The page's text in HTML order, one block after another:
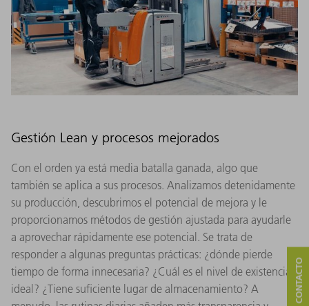
Gestión Lean y procesos mejorados
Con el orden ya está media batalla ganada, algo que
también se aplica a sus procesos. Analizamos detenidamente
su producción, descubrimos el potencial de mejora y le
proporcionamos métodos de gestión ajustada para ayudarle
a aprovechar rápidamente ese potencial. Se trata de
responder a algunas preguntas prácticas: ¿dónde pierde
tiempo de forma innecesaria? ¿Cuál es el nivel de existencias
ideal? ¿Tiene suficiente lugar de almacenamiento? A